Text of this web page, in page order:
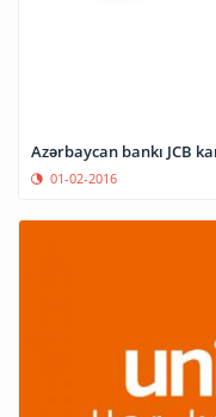
Azərbaycan bankı JCB
01-02-2016